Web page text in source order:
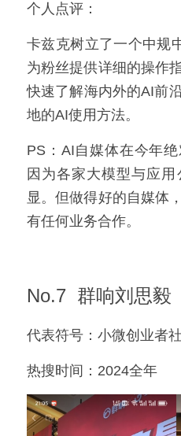
个人点评：
卡兹克树立了一个中规
为粉丝提供详细的操作
快速了解海内外的AI前
地的AI使用方法。
PS：AI自媒体在今年
因为各家大模型与应
显。但做得好的自媒体
有任何业务合作。
No.7  群响刘思毅
代表符号：小微创业者
热搜时间：2024全年